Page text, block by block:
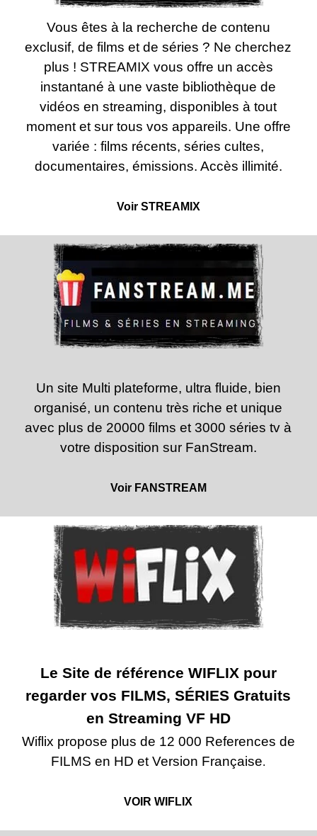
Vous êtes à la recherche de contenu
exclusif, de films et de séries ? Ne cherchez
plus ! STREAMIX vous offre un accès
instantané à une vaste bibliothèque de
vidéos en streaming, disponibles à tout
moment et sur tous vos appareils. Une offre
variée : films récents, séries cultes,
documentaires, émissions. Accès illimité.
Voir STREAMIX
Un site Multi plateforme, ultra fluide, bien
organisé, un contenu très riche et unique
avec plus de 20000 films et 3000 séries tv à
votre disposition sur FanStream.
Voir FANSTREAM
Le Site de référence WIFLIXpour
regarder vos FILMS, SÉRIES Gratuits
en Streaming VF HD
Wiflix propose plus de 12 000 References de
FILMS en HD et Version Française.
VOIR WIFLIX